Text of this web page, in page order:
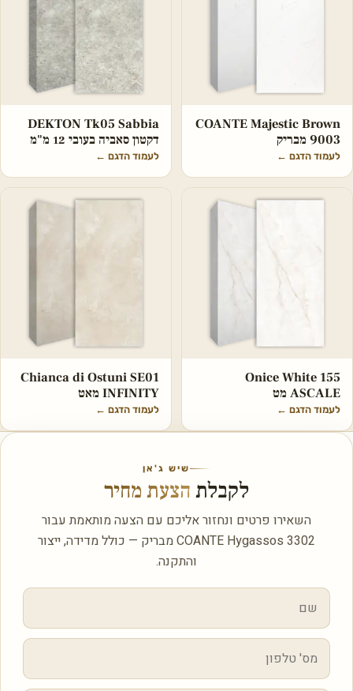
COANTE Majestic Brown
9003 מבריק
לעמוד הדגם ←
DEKTON Tk05 Sabbia
דקטון סאביה בעובי 12 מ"מ
לעמוד הדגם ←
Onice White 155
ASCALE מט
לעמוד הדגם ←
Chianca di Ostuni SE01
INFINITY מאט
לעמוד הדגם ←
שיש ג'אן
לקבלת הצעת מחיר
השאירו פרטים ונחזור אליכם עם הצעה מותאמת עבור
COANTE Hygassos 3302 מבריק — כולל מדידה, ייצור
והתקנה.